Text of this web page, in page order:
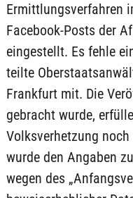
Ermittlungsverfahren
Facebook-Posts der
eingestellt. Es fehle
teilte
Frankfurt mit. Die
gebracht wurde,
Volksverhetzung
wurde den Angaben
wegen des